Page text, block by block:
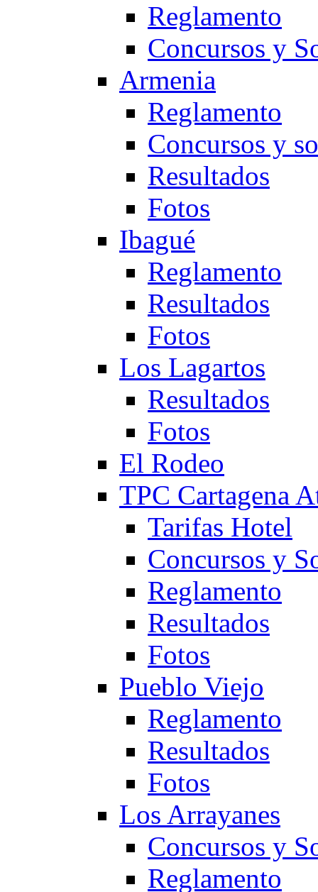
Reglamento
Concursos y
Armenia
Reglamento
Concursos y
Resultados
Fotos
Ibagué
Reglamento
Resultados
Fotos
Los Lagartos
Resultados
Fotos
El Rodeo
TPC Cartagena
Tarifas Hotel
Concursos y
Reglamento
Resultados
Fotos
Pueblo Viejo
Reglamento
Resultados
Fotos
Los Arrayanes
Concursos y
Reglamento